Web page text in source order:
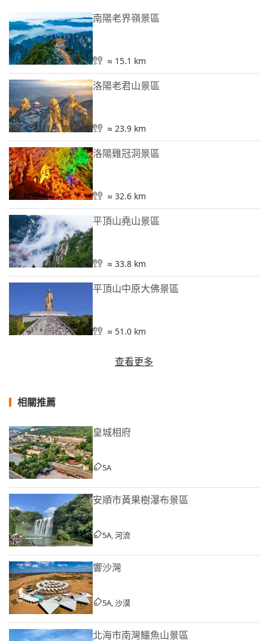
南陽老界嶺景區
≈ 15.1 km
洛陽老君山景區
≈ 23.9 km
洛陽雞冠洞景區
≈ 32.6 km
平頂山堯山景區
≈ 33.8 km
平頂山中原大佛景區
≈ 51.0 km
查看更多
相關推薦
皇城相府
5A
安順市黃果樹瀑布景區
5A, 河流
響沙灣
5A, 沙漠
北海市南灣鱷魚山景區